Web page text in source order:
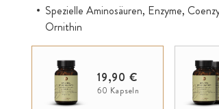
Spezielle Aminosäuren, Enzyme,
Ornithin
Pflanzenstoffkomplex mit Extrakten aus
Artischocke, Schisandra, Berberitze
Vitalpilz-Extrakte aus Cordyceps und
Hochreine Pflanzenextrakte nur mit
19,90 €
60 Kapseln